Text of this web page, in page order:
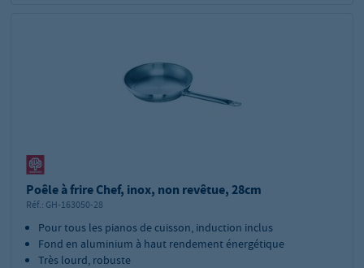
Poêle à frire Chef, inox, non revêtue, 28cm
Réf.: GH-163050-28
Pour tous les pianos de cuisson, induction inclus
Fond en aluminium à haut rendement énergétique
Très lourd, robuste